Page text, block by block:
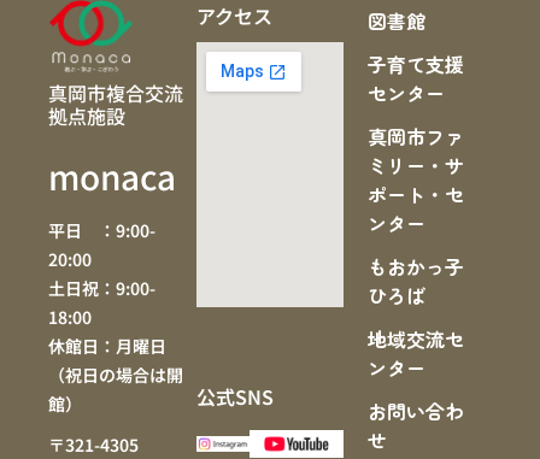
真岡市複合交流
拠点施設
monaca
平日 ：9:00-
20:00
土日祝：9:00-
18:00
休館日：月曜日
（祝日の場合は開
館）
〒321-4305
アクセス
公式SNS
図書館
子育て支援
センター
真岡市ファ
ミリー・サ
ポート・セ
ンター
もおかっ子
ひろば
地域交流セ
ンター
お問い合わ
せ